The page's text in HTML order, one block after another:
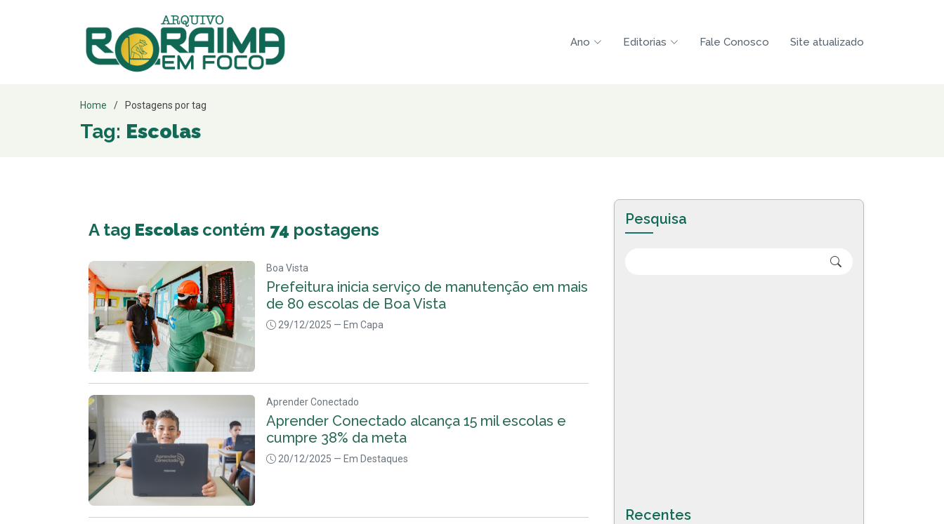
Ano Editorias Fale Conosco Site atualizado
Home Postagens por tag
Tag: Escolas
A tag Escolas contém 74 postagens
Boa Vista
Prefeitura inicia serviço de manutenção em mais
de 80 escolas de Boa Vista
29/12/2025 — Em Capa
Aprender Conectado
Aprender Conectado alcança 15 mil escolas e
cumpre 38% da meta
20/12/2025 — Em Destaques
Pesquisa
Recentes